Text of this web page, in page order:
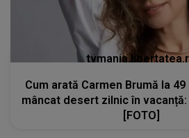
Cum arată Carmen Brumă la
mâncat desert zilnic în vacanță:
[FOTO]